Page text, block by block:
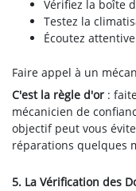
Vérifiez la boîte
Testez la
Écoutez
Faire appel à un
C'est la règle d'or :
mécanicien de
objectif peut vous
réparations quelques
5. La Vérification des